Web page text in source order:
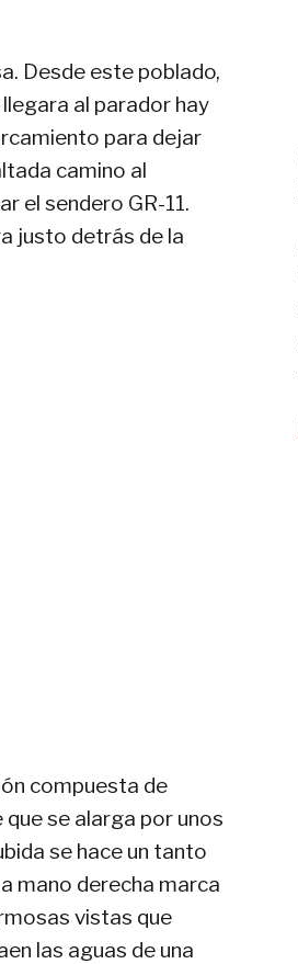
Desde este poblado,
al parador hay
para dejar
camino al
el sendero GR-11.
justo detrás de la
compuesta de
se alarga por unos
se hace un tanto
mano derecha marca
vistas que
las aguas de una